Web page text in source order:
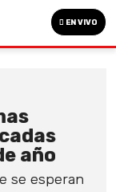
EN VIVO
año
se esperan